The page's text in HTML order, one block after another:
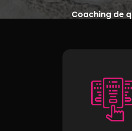
Coaching de